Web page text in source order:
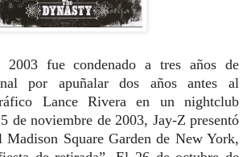
2003 fue condenado a tres años de
por apuñalar dos años antes al
Lance Rivera en un nightclub
de noviembre de 2003, Jay-Z presentó
Madison Square Garden de New York,